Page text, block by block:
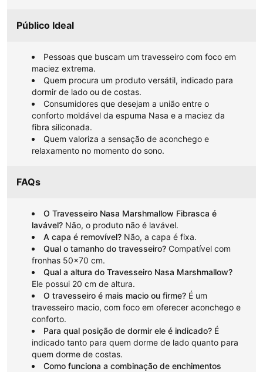
Público Ideal
Pessoas que buscam um travesseiro com foco em
maciez extrema.
Quem procura um produto versátil, indicado para
dormir de lado ou de costas.
Consumidores que desejam a união entre o
conforto moldável da espuma Nasa e a maciez da
fibra siliconada.
Quem valoriza a sensação de aconchego e
relaxamento no momento do sono.
FAQs
O Travesseiro Nasa Marshmallow Fibrasca é
lavável? Não, o produto não é lavável.
A capa é removível? Não, a capa é fixa.
Qual o tamanho do travesseiro? Compatível com
fronhas 50x70 cm.
Qual a altura do Travesseiro Nasa Marshmallow?
Ele possui 20 cm de altura.
O travesseiro é mais macio ou firme? É um
travesseiro macio, com foco em oferecer aconchego e
conforto.
Para qual posição de dormir ele é indicado? É
indicado tanto para quem dorme de lado quanto para
quem dorme de costas.
Como funciona a combinação de enchimentos